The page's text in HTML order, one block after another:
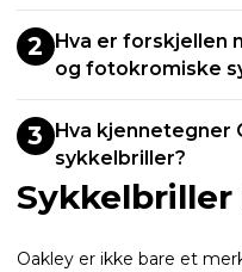
2 Hva er forskjellen
og fotokromiske
3 Hva kjennetegner
sykkelbriller?
Sykkelbriller
Oakley er ikke bare et